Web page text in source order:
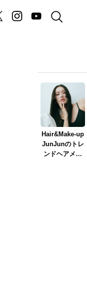
Hair&Make-up
JunJunのトレ
ンドヘアメイ